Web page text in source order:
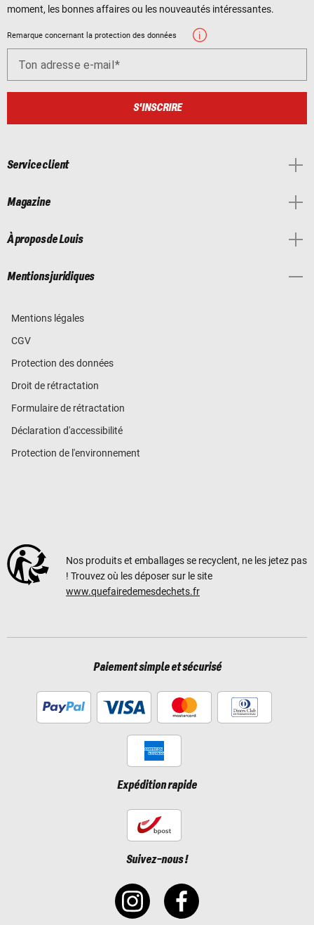
moment, les bonnes affaires ou les nouveautés intéressantes.
Remarque concernant la protection des données
Ton adresse e-mail
S'INSCRIRE
Service client
Magazine
À propos de Louis
Mentions juridiques
Mentions légales
CGV
Protection des données
Droit de rétractation
Formulaire de rétractation
Déclaration d'accessibilité
Protection de l'environnement
Nos produits et emballages se recyclent, ne les jetez pas
! Trouvez où les déposer sur le site
www.quefairedemesdechets.fr
Paiement simple et sécurisé
Expédition rapide
Suivez-nous !